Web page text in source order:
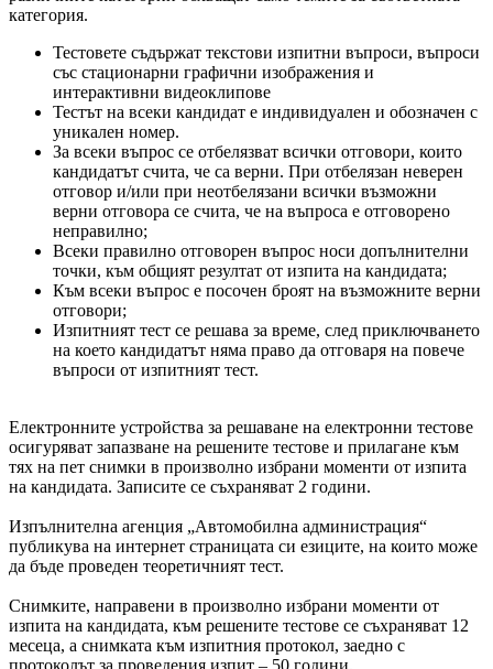
категория.
Тестовете съдържат текстови изпитни въпроси, въпроси
със стационарни графични изображения и
интерактивни видеоклипове
Тестът на всеки кандидат е индивидуален и обозначен с
уникален номер.
За всеки въпрос се отбелязват всички отговори, които
кандидатът счита, че са верни. При отбелязан неверен
отговор и/или при неотбелязани всички възможни
верни отговора се счита, че на въпроса е отговорено
неправилно;
Всеки правилно отговорен въпрос носи допълнителни
точки, към общият резултат от изпита на кандидата;
Към всеки въпрос е посочен броят на възможните верни
отговори;
Изпитният тест се решава за време, след приключването
на което кандидатът няма право да отговаря на повече
въпроси от изпитният тест.
Електронните устройства за решаване на електронни тестове
осигуряват запазване на решените тестове и прилагане към
тях на пет снимки в произволно избрани моменти от изпита
на кандидата. Записите се съхраняват 2 години.
Изпълнителна агенция „Автомобилна администрация“
публикува на интернет страницата си езиците, на които може
да бъде проведен теоретичният тест.
Снимките, направени в произволно избрани моменти от
изпита на кандидата, към решените тестове се съхраняват 12
месеца, а снимката към изпитния протокол, заедно с
протоколът за проведения изпит – 50 години.